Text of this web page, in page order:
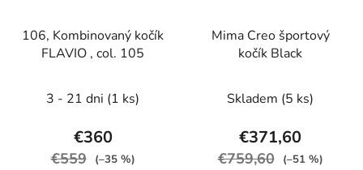
106, Kombinovaný kočík
FLAVIO , col. 105
3 - 21 dni (1 ks)
€360
€559 (–35 %)
Mima Creo športový
kočík Black
Skladem (5 ks)
€371,60
€759,60 (–51 %)